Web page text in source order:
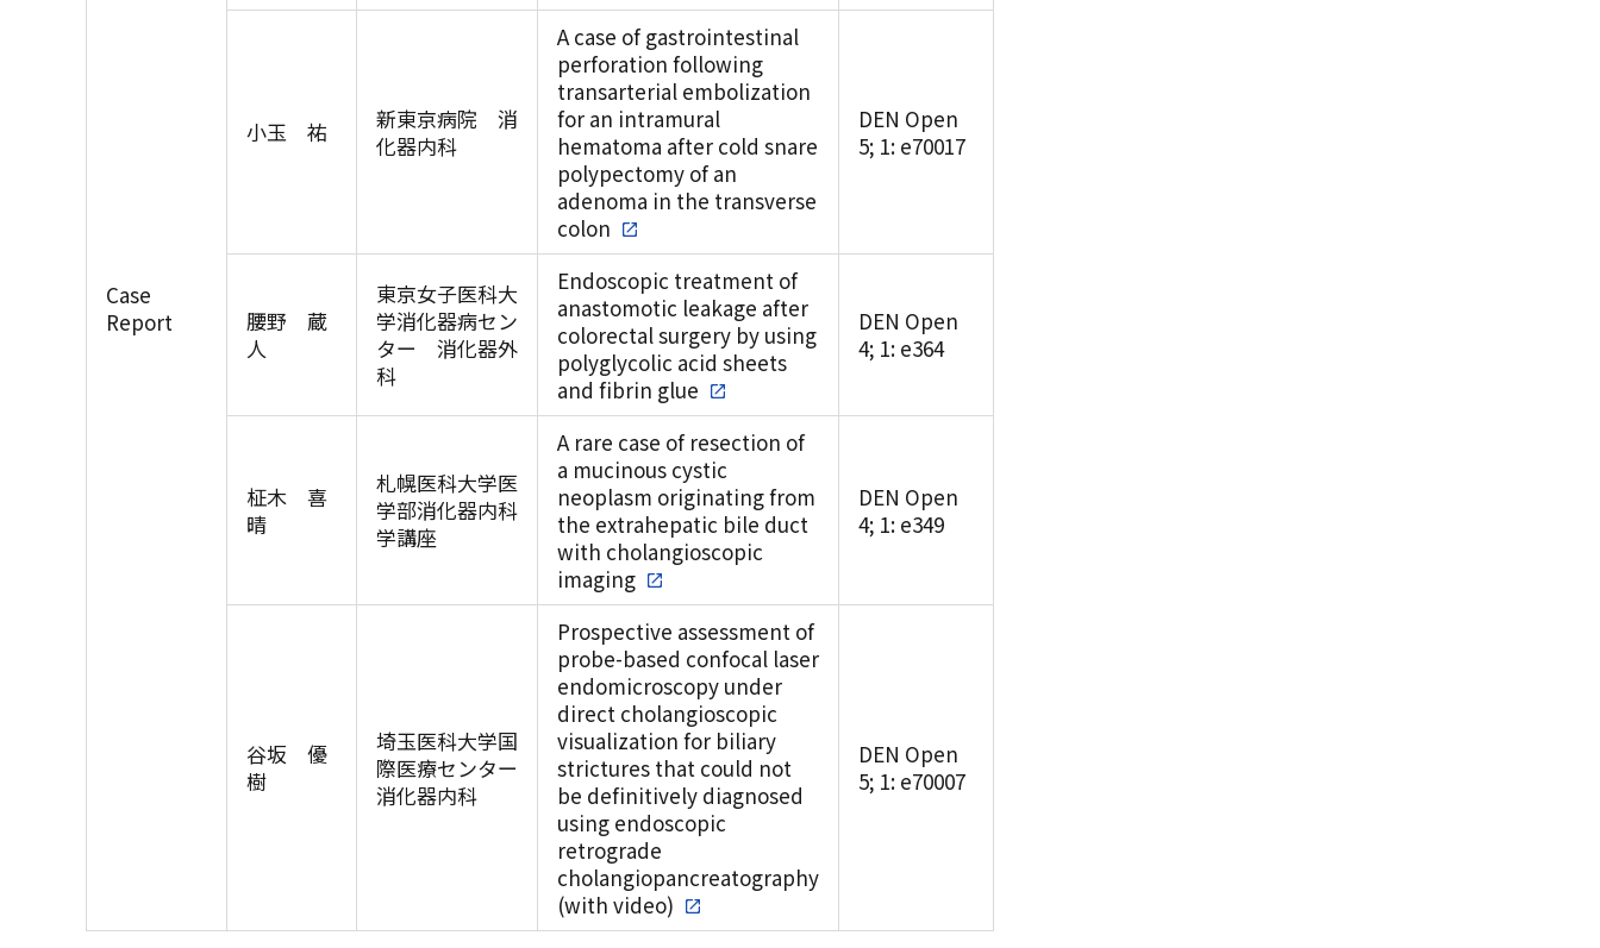
Case
Report
小玉 祐
新東京病院 消
化器内科
A case of gastrointestinal
perforation following
transarterial embolization
for an intramural
hematoma after cold snare
polypectomy of an
adenoma in the transverse
colon
DEN Open
5; 1: e70017
腰野 蔵
人
東京女子医科大
学消化器病セン
ター 消化器外
科
Endoscopic treatment of
anastomotic leakage after
colorectal surgery by using
polyglycolic acid sheets
and fibrin glue
DEN Open
4; 1: e364
柾木 喜
晴
札幌医科大学医
学部消化器内科
学講座
A rare case of resection of
a mucinous cystic
neoplasm originating from
the extrahepatic bile duct
with cholangioscopic
imaging
DEN Open
4; 1: e349
谷坂 優
樹
埼玉医科大学国
際医療センター
消化器内科
Prospective assessment of
probe-based confocal laser
endomicroscopy under
direct cholangioscopic
visualization for biliary
strictures that could not
be definitively diagnosed
using endoscopic
retrograde
cholangiopancreatography
(with video)
DEN Open
5; 1: e70007